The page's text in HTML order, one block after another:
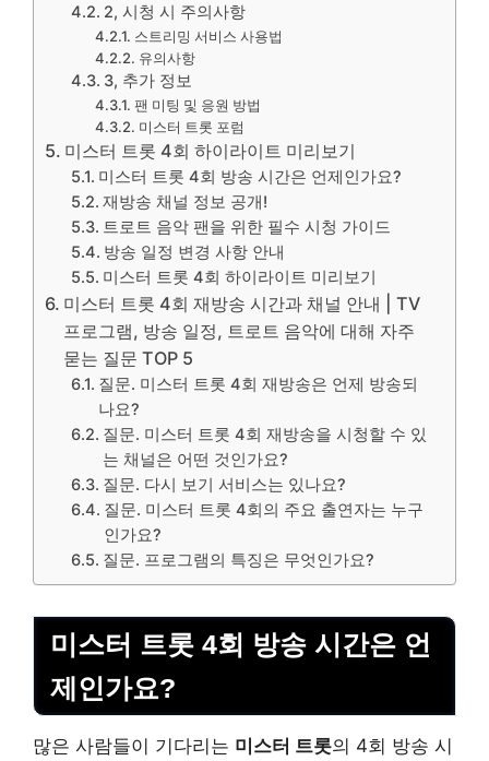
2, 시청 시 주의사항
스트리밍 서비스 사용법
유의사항
3, 추가 정보
팬 미팅 및 응원 방법
미스터 트롯 포럼
미스터 트롯 4회 하이라이트 미리보기
미스터 트롯 4회 방송 시간은 언제인가요?
재방송 채널 정보 공개!
트로트 음악 팬을 위한 필수 시청 가이드
방송 일정 변경 사항 안내
미스터 트롯 4회 하이라이트 미리보기
미스터 트롯 4회 재방송 시간과 채널 안내 | TV
프로그램, 방송 일정, 트로트 음악에 대해 자주
묻는 질문 TOP 5
질문. 미스터 트롯 4회 재방송은 언제 방송되
나요?
질문. 미스터 트롯 4회 재방송을 시청할 수 있
는 채널은 어떤 것인가요?
질문. 다시 보기 서비스는 있나요?
질문. 미스터 트롯 4회의 주요 출연자는 누구
인가요?
질문. 프로그램의 특징은 무엇인가요?
미스터 트롯 4회 방송 시간은 언
제인가요?
많은 사람들이 기다리는 미스터 트롯의 4회 방송 시